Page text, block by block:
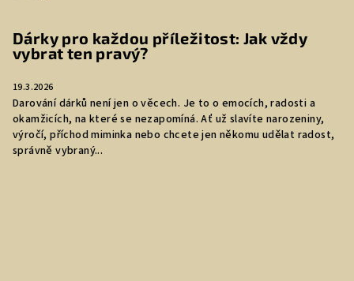
Dárky pro každou příležitost: Jak vždy
vybrat ten pravý?
19.3.2026
Darování dárků není jen o věcech. Je to o emocích, radosti a
okamžicích, na které se nezapomíná. Ať už slavíte narozeniny,
výročí, příchod miminka nebo chcete jen někomu udělat radost,
správně vybraný...